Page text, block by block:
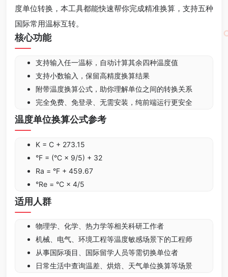
度单位转换，本工具都能快速帮你完成精准换算，支持五种
国际常用温标互转。
核心功能
支持输入任一温标，自动计算其余四种温度值
支持小数输入，保留高精度换算结果
附带温度换算公式，助你理解单位之间的转换关系
完全免费、免登录、无需安装，纯前端运行更安全
温度单位换算公式参考
K = C + 273.15
°F = (°C × 9/5) + 32
Ra = °F + 459.67
°Re = °C × 4/5
适用人群
物理学、化学、热力学等相关科研工作者
机械、电气、环境工程等温度敏感场景下的工程师
从事国际项目、国际留学人员等需切换单位者
日常生活中查询温差、烘焙、天气单位换算等场景